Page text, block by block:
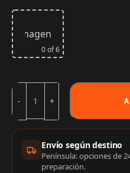
imagen aquí
0of 6
Información de
Envío según destino
Península: opciones de
preparación.